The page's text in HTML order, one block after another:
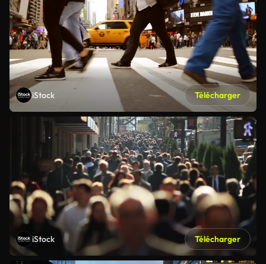
iStock Télécharger
iStock Télécharger